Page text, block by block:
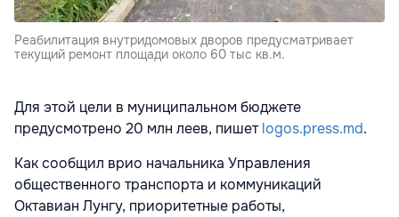
Реабилитация внутридомовых дворов предусматривает
текущий ремонт площади около 60 тыс кв.м.
Для этой цели в муниципальном бюджете
предусмотрено 20 млн леев, пишетlogos.press.md.
Как сообщил врио начальника Управления
общественного транспорта и коммуникаций
Октавиан Лунгу, приоритетные работы,